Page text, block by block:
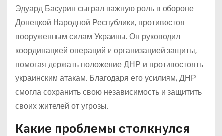
Эдуард Басурин сыграл важную роль в обороне
Донецкой Народной Республики, противостоя
вооруженным силам Украины. Он руководил
координацией операций и организацией защиты,
помогая держать положение ДНР и противостоять
украинским атакам. Благодаря его усилиям, ДНР
смогла сохранить свою независимость и защитить
своих жителей от угрозы.
Какие проблемы столкнулся